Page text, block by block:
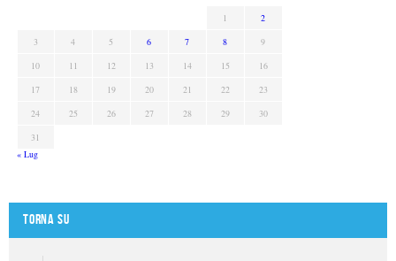
1
2
3
4 5 6 7 8
9
10
11 12 13 14 15
16
17
18 19 20 21 22
23
24
25 26 27 28 29
30
31
« Lug
Torna su